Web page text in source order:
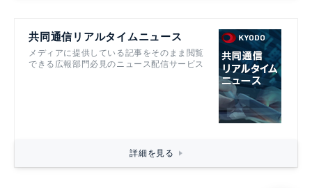
共同通信リアルタイムニュース
メディアに提供している記事をそのまま閲覧
できる広報部門必見のニュース配信サービス
詳細を見る